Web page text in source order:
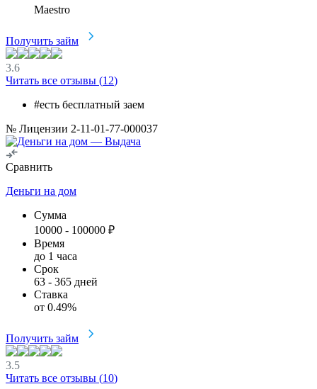
Maestro
Получить займ
3.6
Читать все отзывы (12)
#есть бесплатный заем
№ Лицензии 2-11-01-77-000037
Сравнить
Деньги на дом
Сумма
10000 - 100000 ₽
Время
до 1 часа
Срок
63 - 365 дней
Ставка
от 0.49%
Получить займ
3.5
Читать все отзывы (10)